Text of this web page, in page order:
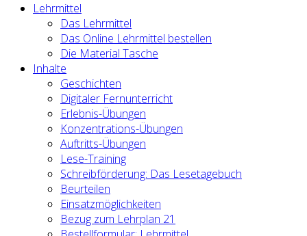
Lehrmittel
Das Lehrmittel
Das Online Lehrmittel bestellen
Die Material Tasche
Inhalte
Geschichten
Digitaler Fernunterricht
Erlebnis-Übungen
Konzentrations-Übungen
Auftritts-Übungen
Lese-Training
Schreibförderung: Das Lesetagebuch
Beurteilen
Einsatzmöglichkeiten
Bezug zum Lehrplan 21